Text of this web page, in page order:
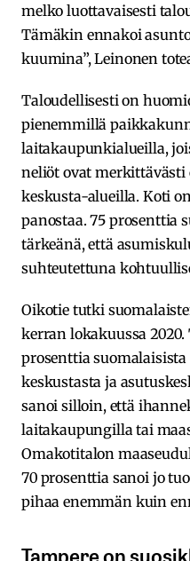
melko luottavaisesti
Tämäkin ennakoi
kuumina”, Leinonen
Taloudellisesti on
pienemmillä
laitakaupunkialueilla,
neliöt ovat
keskusta-alueilla. Koti
panostaa. 75 prosenttia
tärkeänä, että
suhteutettuna
Oikotie tutki
kerran lokakuussa
prosenttia
keskustasta ja
sanoi silloin, että
laitakaupungilla tai
Omakotitalon
70 prosenttia sanoi jo
pihaa enemmän kuin
Tampere on